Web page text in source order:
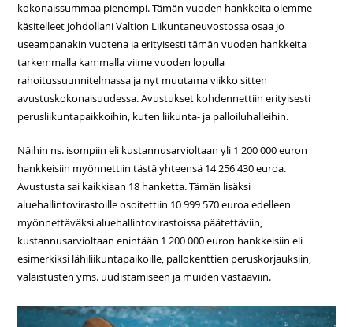
kokonaissummaa pienempi. Tämän vuoden hankkeita olemme
käsitelleet johdollani Valtion Liikuntaneuvostossa osaa jo
useampanakin vuotena ja erityisesti tämän vuoden hankkeita
tarkemmalla kammalla viime vuoden lopulla
rahoitussuunnitelmassa ja nyt muutama viikko sitten
avustuskokonaisuudessa. Avustukset kohdennettiin erityisesti
perusliikuntapaikkoihin, kuten liikunta- ja palloiluhalleihin.
Näihin ns. isompiin eli kustannusarvioltaan yli 1 200 000 euron
hankkeisiin myönnettiin tästä yhteensä 14 256 430 euroa.
Avustusta sai kaikkiaan 18 hanketta. Tämän lisäksi
aluehallintovirastoille osoitettiin 10 999 570 euroa edelleen
myönnettäväksi aluehallintovirastoissa päätettäviin,
kustannusarvioltaan enintään 1 200 000 euron hankkeisiin eli
esimerkiksi lähiliikuntapaikoille, pallokenttien peruskorjauksiin,
valaistusten yms. uudistamiseen ja muiden vastaaviin.